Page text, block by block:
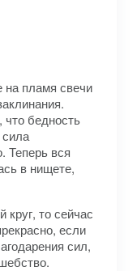
на пламя свечи
бедность
Теперь вся
в нищете,
круг, то сейчас
если
сил,